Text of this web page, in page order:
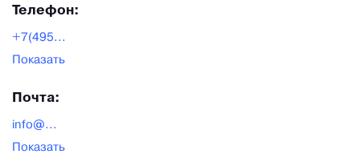
Телефон:
+7(495...
Показать
Почта:
info@...
Показать